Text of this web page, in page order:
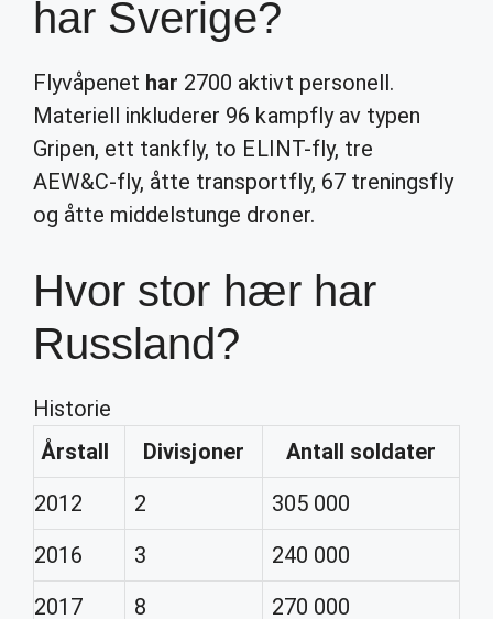
har Sverige?
Flyvåpenet har 2700 aktivt personell.
Materiell inkluderer 96 kampfly av typen
Gripen, ett tankfly, to ELINT-fly, tre
AEW&C-fly, åtte transportfly, 67 treningsfly
og åtte middelstunge droner.
Hvor stor hær har
Russland?
Historie
Årstall
Divisjoner
Antall soldater
2012
2
305 000
2016
3
240 000
2017
8
270 000